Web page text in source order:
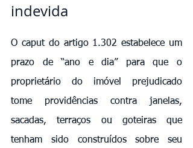
indevida
O caput do artigo 1.302 estabelece um
prazo de “ano e dia” para que o
proprietário do imóvel prejudicado
tome providências contra janelas,
sacadas, terraços ou goteiras que
tenham sido construídos sobre seu